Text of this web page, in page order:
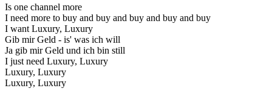
Is one channel more
I need more to buy and buy and buy and buy and buy
I want Luxury, Luxury
Gib mir Geld - is' was ich will
Ja gib mir Geld und ich bin still
I just need Luxury, Luxury
Luxury, Luxury
Luxury, Luxury